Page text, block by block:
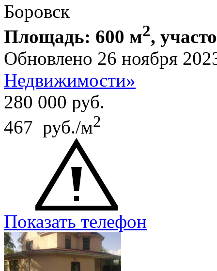
Боровск
Площадь: 600 м2,
Обновлено 26 ноября
Недвижимости»
280 000 руб.
467 руб./м2
Показать телефон